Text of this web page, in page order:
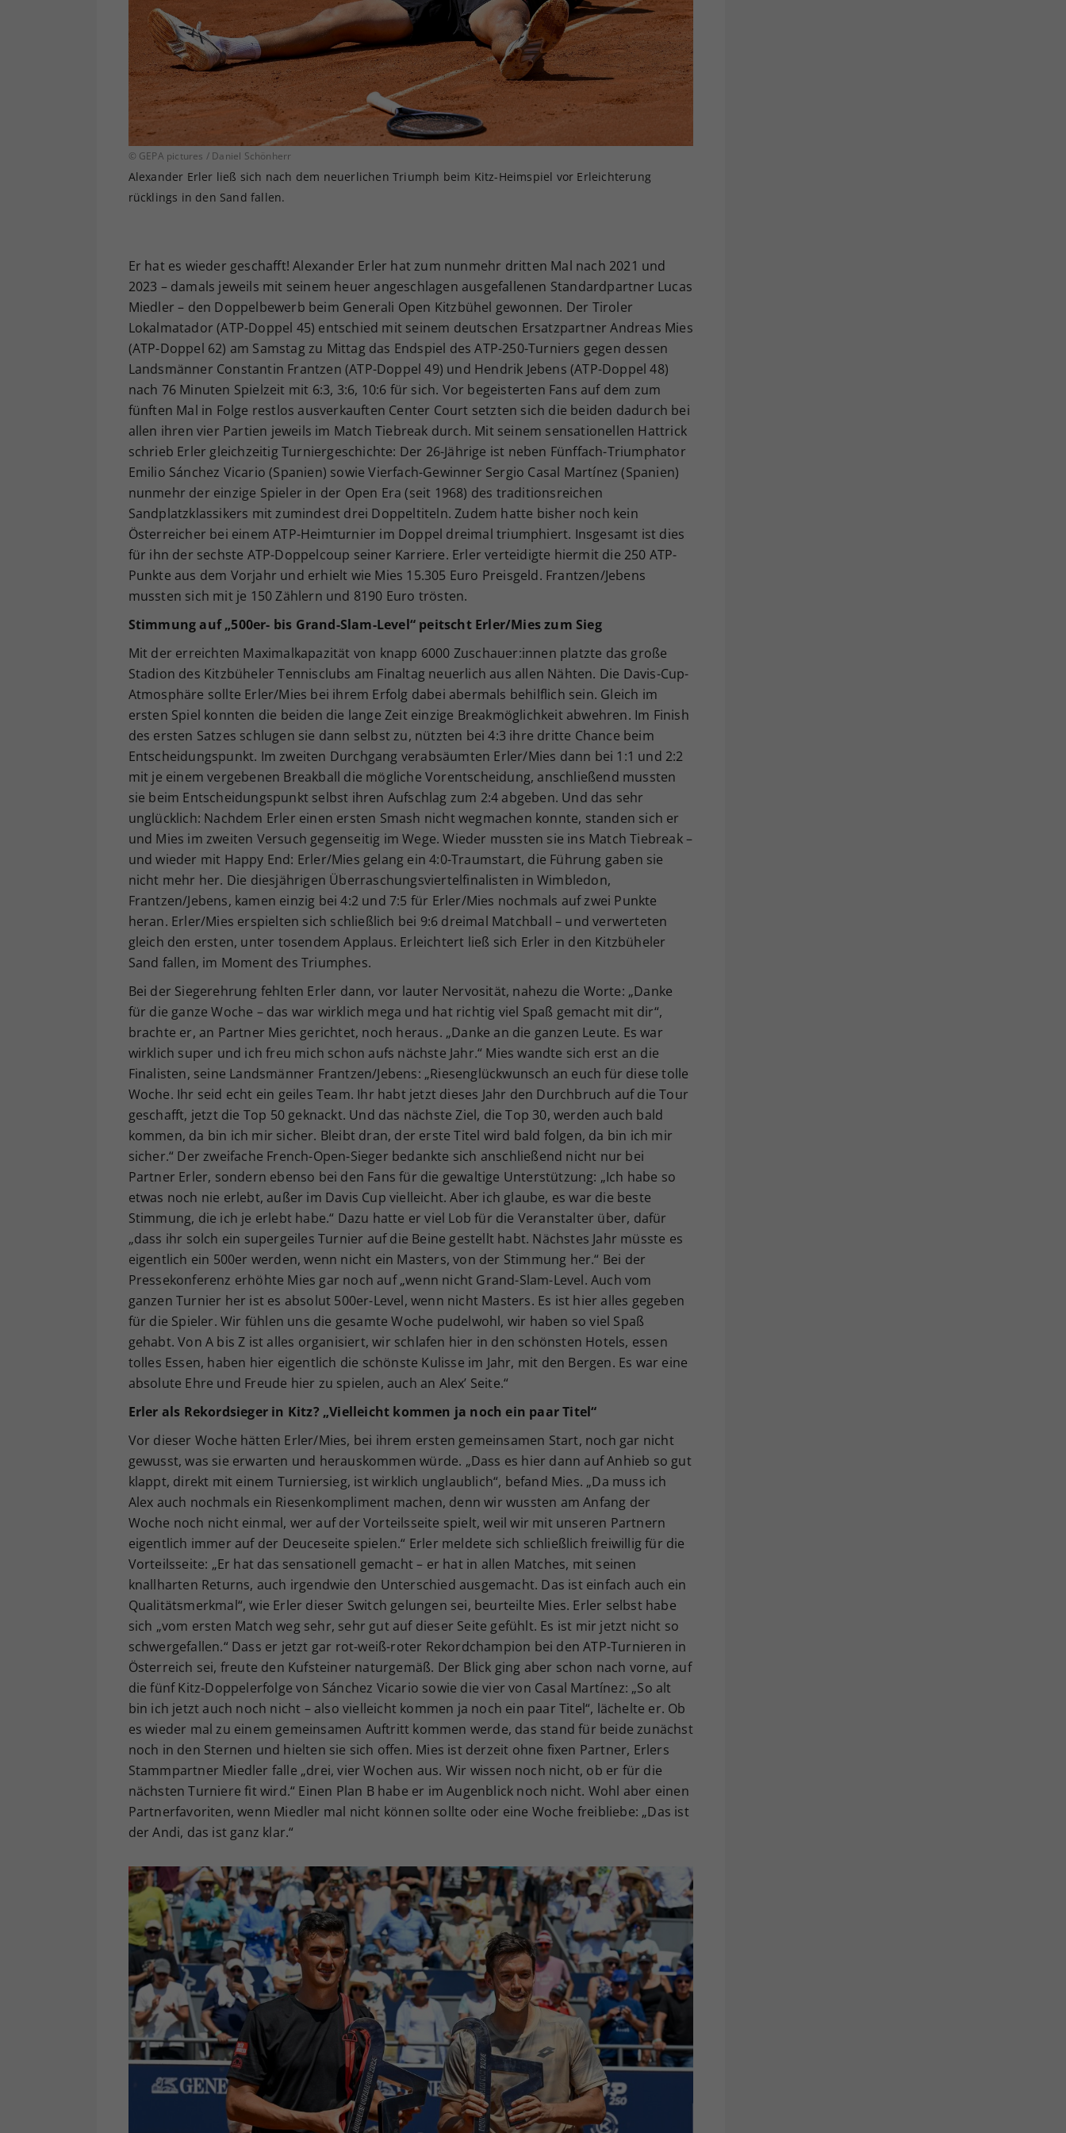
© GEPA pictures / Daniel Schönherr
Alexander Erler ließ sich nach dem neuerlichen Triumph beim Kitz-Heimspiel vor Erleichterung
rücklings in den Sand fallen.
Er hat es wieder geschafft! Alexander Erler hat zum nunmehr dritten Mal nach 2021 und
2023 – damals jeweils mit seinem heuer angeschlagen ausgefallenen Standardpartner Lucas
Miedler – den Doppelbewerb beim Generali Open Kitzbühel gewonnen. Der Tiroler
Lokalmatador (ATP-Doppel 45) entschied mit seinem deutschen Ersatzpartner Andreas Mies
(ATP-Doppel 62) am Samstag zu Mittag das Endspiel des ATP-250-Turniers gegen dessen
Landsmänner Constantin Frantzen (ATP-Doppel 49) und Hendrik Jebens (ATP-Doppel 48)
nach 76 Minuten Spielzeit mit 6:3, 3:6, 10:6 für sich. Vor begeisterten Fans auf dem zum
fünften Mal in Folge restlos ausverkauften Center Court setzten sich die beiden dadurch bei
allen ihren vier Partien jeweils im Match Tiebreak durch. Mit seinem sensationellen Hattrick
schrieb Erler gleichzeitig Turniergeschichte: Der 26-Jährige ist neben Fünffach-Triumphator
Emilio Sánchez Vicario (Spanien) sowie Vierfach-Gewinner Sergio Casal Martínez (Spanien)
nunmehr der einzige Spieler in der Open Era (seit 1968) des traditionsreichen
Sandplatzklassikers mit zumindest drei Doppeltiteln. Zudem hatte bisher noch kein
Österreicher bei einem ATP-Heimturnier im Doppel dreimal triumphiert. Insgesamt ist dies
für ihn der sechste ATP-Doppelcoup seiner Karriere. Erler verteidigte hiermit die 250 ATP-
Punkte aus dem Vorjahr und erhielt wie Mies 15.305 Euro Preisgeld. Frantzen/Jebens
mussten sich mit je 150 Zählern und 8190 Euro trösten.
Stimmung auf „500er- bis Grand-Slam-Level“ peitscht Erler/Mies zum Sieg
Mit der erreichten Maximalkapazität von knapp 6000 Zuschauer:innen platzte das große
Stadion des Kitzbüheler Tennisclubs am Finaltag neuerlich aus allen Nähten. Die Davis-Cup-
Atmosphäre sollte Erler/Mies bei ihrem Erfolg dabei abermals behilflich sein. Gleich im
ersten Spiel konnten die beiden die lange Zeit einzige Breakmöglichkeit abwehren. Im Finish
des ersten Satzes schlugen sie dann selbst zu, nützten bei 4:3 ihre dritte Chance beim
Entscheidungspunkt. Im zweiten Durchgang verabsäumten Erler/Mies dann bei 1:1 und 2:2
mit je einem vergebenen Breakball die mögliche Vorentscheidung, anschließend mussten
sie beim Entscheidungspunkt selbst ihren Aufschlag zum 2:4 abgeben. Und das sehr
unglücklich: Nachdem Erler einen ersten Smash nicht wegmachen konnte, standen sich er
und Mies im zweiten Versuch gegenseitig im Wege. Wieder mussten sie ins Match Tiebreak –
und wieder mit Happy End: Erler/Mies gelang ein 4:0-Traumstart, die Führung gaben sie
nicht mehr her. Die diesjährigen Überraschungsviertelfinalisten in Wimbledon,
Frantzen/Jebens, kamen einzig bei 4:2 und 7:5 für Erler/Mies nochmals auf zwei Punkte
heran. Erler/Mies erspielten sich schließlich bei 9:6 dreimal Matchball – und verwerteten
gleich den ersten, unter tosendem Applaus. Erleichtert ließ sich Erler in den Kitzbüheler
Sand fallen, im Moment des Triumphes.
Bei der Siegerehrung fehlten Erler dann, vor lauter Nervosität, nahezu die Worte: „Danke
für die ganze Woche – das war wirklich mega und hat richtig viel Spaß gemacht mit dir“,
brachte er, an Partner Mies gerichtet, noch heraus. „Danke an die ganzen Leute. Es war
wirklich super und ich freu mich schon aufs nächste Jahr.“ Mies wandte sich erst an die
Finalisten, seine Landsmänner Frantzen/Jebens: „Riesenglückwunsch an euch für diese tolle
Woche. Ihr seid echt ein geiles Team. Ihr habt jetzt dieses Jahr den Durchbruch auf die Tour
geschafft, jetzt die Top 50 geknackt. Und das nächste Ziel, die Top 30, werden auch bald
kommen, da bin ich mir sicher. Bleibt dran, der erste Titel wird bald folgen, da bin ich mir
sicher.“ Der zweifache French-Open-Sieger bedankte sich anschließend nicht nur bei
Partner Erler, sondern ebenso bei den Fans für die gewaltige Unterstützung: „Ich habe so
etwas noch nie erlebt, außer im Davis Cup vielleicht. Aber ich glaube, es war die beste
Stimmung, die ich je erlebt habe.“ Dazu hatte er viel Lob für die Veranstalter über, dafür
„dass ihr solch ein supergeiles Turnier auf die Beine gestellt habt. Nächstes Jahr müsste es
eigentlich ein 500er werden, wenn nicht ein Masters, von der Stimmung her.“ Bei der
Pressekonferenz erhöhte Mies gar noch auf „wenn nicht Grand-Slam-Level. Auch vom
ganzen Turnier her ist es absolut 500er-Level, wenn nicht Masters. Es ist hier alles gegeben
für die Spieler. Wir fühlen uns die gesamte Woche pudelwohl, wir haben so viel Spaß
gehabt. Von A bis Z ist alles organisiert, wir schlafen hier in den schönsten Hotels, essen
tolles Essen, haben hier eigentlich die schönste Kulisse im Jahr, mit den Bergen. Es war eine
absolute Ehre und Freude hier zu spielen, auch an Alex’ Seite.“
Erler als Rekordsieger in Kitz? „Vielleicht kommen ja noch ein paar Titel“
Vor dieser Woche hätten Erler/Mies, bei ihrem ersten gemeinsamen Start, noch gar nicht
gewusst, was sie erwarten und herauskommen würde. „Dass es hier dann auf Anhieb so gut
klappt, direkt mit einem Turniersieg, ist wirklich unglaublich“, befand Mies. „Da muss ich
Alex auch nochmals ein Riesenkompliment machen, denn wir wussten am Anfang der
Woche noch nicht einmal, wer auf der Vorteilsseite spielt, weil wir mit unseren Partnern
eigentlich immer auf der Deuceseite spielen.“ Erler meldete sich schließlich freiwillig für die
Vorteilsseite: „Er hat das sensationell gemacht – er hat in allen Matches, mit seinen
knallharten Returns, auch irgendwie den Unterschied ausgemacht. Das ist einfach auch ein
Qualitätsmerkmal“, wie Erler dieser Switch gelungen sei, beurteilte Mies. Erler selbst habe
sich „vom ersten Match weg sehr, sehr gut auf dieser Seite gefühlt. Es ist mir jetzt nicht so
schwergefallen.“ Dass er jetzt gar rot-weiß-roter Rekordchampion bei den ATP-Turnieren in
Österreich sei, freute den Kufsteiner naturgemäß. Der Blick ging aber schon nach vorne, auf
die fünf Kitz-Doppelerfolge von Sánchez Vicario sowie die vier von Casal Martínez: „So alt
bin ich jetzt auch noch nicht – also vielleicht kommen ja noch ein paar Titel“, lächelte er. Ob
es wieder mal zu einem gemeinsamen Auftritt kommen werde, das stand für beide zunächst
noch in den Sternen und hielten sie sich offen. Mies ist derzeit ohne fixen Partner, Erlers
Stammpartner Miedler falle „drei, vier Wochen aus. Wir wissen noch nicht, ob er für die
nächsten Turniere fit wird.“ Einen Plan B habe er im Augenblick noch nicht. Wohl aber einen
Partnerfavoriten, wenn Miedler mal nicht können sollte oder eine Woche freibliebe: „Das ist
der Andi, das ist ganz klar.“
Ihrer vorgenommen Einstellungen, falls der
Webseiten-Betreiber dies eingestellt hat.